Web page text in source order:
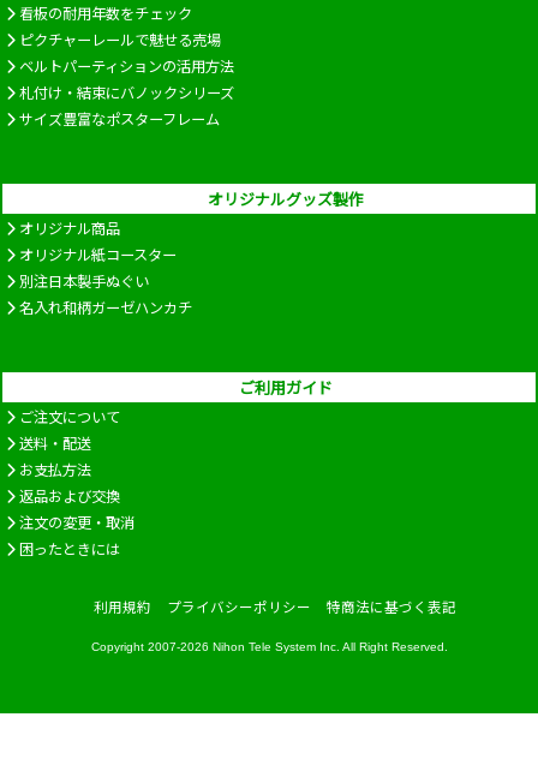
看板の耐用年数をチェック
ピクチャーレールで魅せる売場
ベルトパーティションの活用方法
札付け・結束にバノックシリーズ
サイズ豊富なポスターフレーム
オリジナルグッズ製作
オリジナル商品
オリジナル紙コースター
別注日本製手ぬぐい
名入れ和柄ガーゼハンカチ
ご利用ガイド
ご注文について
送料・配送
お支払方法
返品および交換
注文の変更・取消
困ったときには
利用規約 プライバシーポリシー 特商法に基づく表記
Copyright 2007-2026 Nihon Tele System Inc. All Right Reserved.